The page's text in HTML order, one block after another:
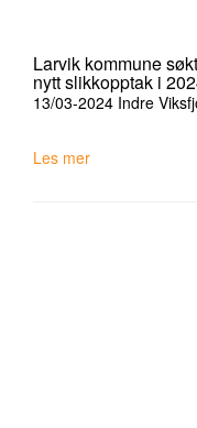
Larvik kommune
nytt slikkopptak i
13/03-2024 Indre
Les mer